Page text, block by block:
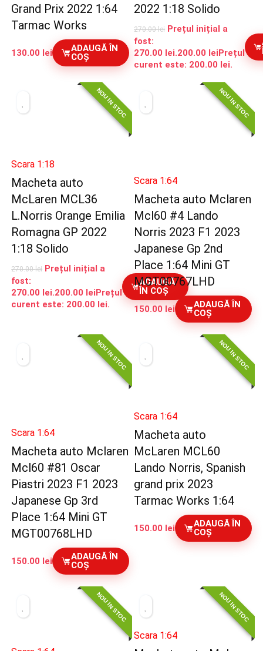
Grand Prix 2022 1:64
Tarmac Works
130.00 lei
ADAUGĂ ÎN
COȘ
2022 1:18 Solido
270.00lei Prețul inițial a
fost:
270.00 lei.200.00 leiPrețul
curent este: 200.00 lei.
NOU IN STOC
Scara 1:18
Macheta auto
McLaren MCL36
L.Norris Orange Emilia
Romagna GP 2022
1:18 Solido
270.00lei Prețul inițial a
fost:
270.00 lei.200.00 leiPrețul
curent este: 200.00 lei.
ADAUGĂ
ÎN COȘ
NOU IN STOC
Scara 1:64
Macheta auto Mclaren
Mcl60 #4 Lando
Norris 2023 F1 2023
Japanese Gp 2nd
Place 1:64 Mini GT
MGT00767LHD
150.00 lei
ADAUGĂ ÎN
COȘ
NOU IN STOC
Scara 1:64
Macheta auto Mclaren
Mcl60 #81 Oscar
Piastri 2023 F1 2023
Japanese Gp 3rd
Place 1:64 Mini GT
MGT00768LHD
150.00 lei
ADAUGĂ ÎN
COȘ
NOU IN STOC
Scara 1:64
Macheta auto
McLaren MCL60
Lando Norris, Spanish
grand prix 2023
Tarmac Works 1:64
150.00 lei
ADAUGĂ ÎN
COȘ
NOU IN STOC NOU IN STOC
Scara 1:64